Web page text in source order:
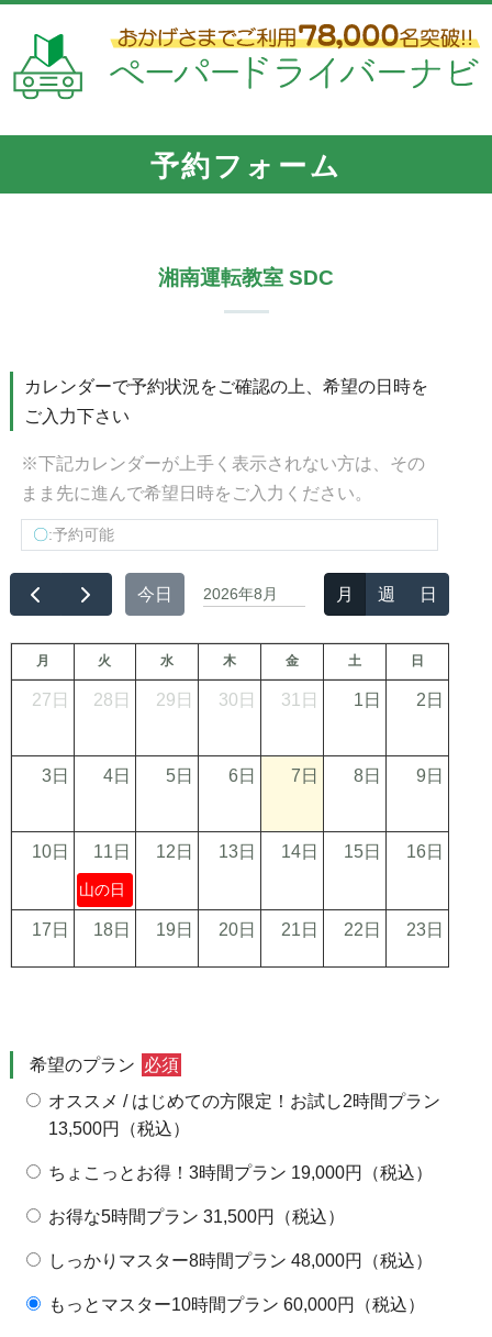
予約フォーム
湘南運転教室 SDC
カレンダーで予約状況をご確認の上、希望の日時を
ご入力下さい
※下記カレンダーが上手く表示されない方は、その
まま先に進んで希望日時をご入力ください。
〇:予約可能
今日 2026年8月 月 週 日
月 火 水 木 金 土 日
27日 28日 29日 30日 31日 1日 2日
3日 4日 5日 6日 7日 8日 9日
10日 11日
山の日
12日 13日 14日 15日 16日
17日 18日 19日 20日 21日 22日 23日
2日
希望のプラン 必須
オススメ / はじめての方限定！お試し2時間プラン
13,500円（税込）
ちょこっとお得！3時間プラン 19,000円（税込）
お得な5時間プラン 31,500円（税込）
しっかりマスター8時間プラン 48,000円（税込）
もっとマスター10時間プラン 60,000円（税込）